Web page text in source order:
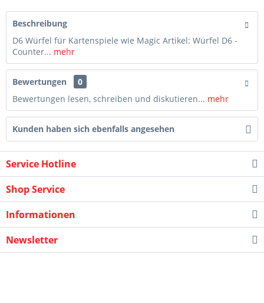
Beschreibung
D6 Würfel für Kartenspiele wie Magic Artikel: Würfel D6 -
Counter... mehr
Bewertungen
0
Bewertungen lesen, schreiben und diskutieren... mehr
Kunden haben sich ebenfalls angesehen
Service Hotline
Shop Service
Informationen
Newsletter